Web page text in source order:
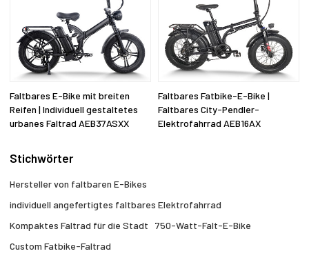
Faltbares E-Bike mit breiten
Reifen | Individuell gestaltetes
urbanes Faltrad AEB37ASXX
Faltbares Fatbike-E-Bike |
Faltbares City-Pendler-
Elektrofahrrad AEB16AX
Stichwörter
Hersteller von faltbaren E-Bikes
individuell angefertigtes faltbares Elektrofahrrad
Kompaktes Faltrad für die Stadt
750-Watt-Falt-E-Bike
Custom Fatbike-Faltrad